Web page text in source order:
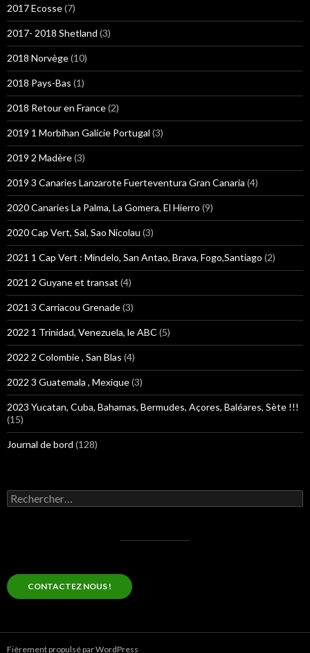
2017 Ecosse(7)
2017- 2018 Shetland (3)
2018 Norvège(10)
2018 Pays-Bas (1)
2018 Retour en France(2)
2019 1 Morbihan Galicie Portugal (3)
2019 2 Madère(3)
2019 3 Canaries Lanzarote Fuerteventura Gran Canaria (4)
2020 Canaries La Palma, La Gomera, El Hierro (9)
2020 Cap Vert, Sal, Sao Nicolau (3)
2021 1 Cap Vert : Mindelo, San Antao, Brava, Fogo,Santiago (2)
2021 2 Guyane et transat (4)
2021 3 Carriacou Grenade(3)
2022 1 Trinidad, Venezuela, le ABC (5)
2022 2 Colombie , San Blas (4)
2022 3 Guatemala , Mexique(3)
2023 Yucatan, Cuba, Bahamas, Bermudes, Açores, Baléares, Sète !!!
(15)
Journal de bord (128)
Rechercher :
CONTACTEZ NOUS !
Fièrement propulsé par WordPress